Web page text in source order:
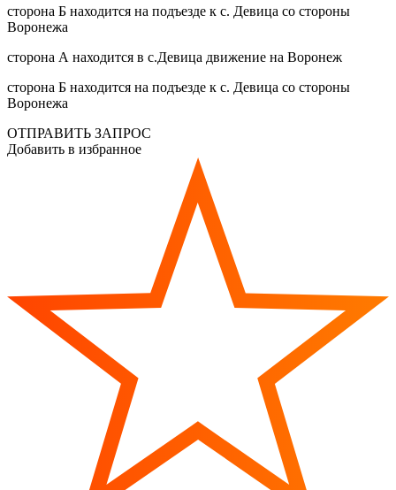
сторона Б находится на подъезде к с. Девица со стороны
Воронежа
сторона А находится в с.Девица движение на Воронеж
сторона Б находится на подъезде к с. Девица со стороны
Воронежа
ОТПРАВИТЬ ЗАПРОС
Добавить в избранное